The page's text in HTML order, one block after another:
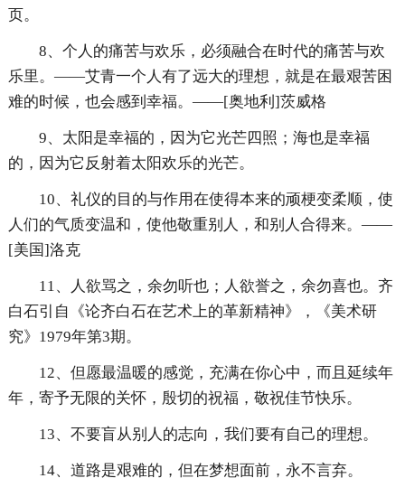
页。
8、个人的痛苦与欢乐，必须融合在时代的痛苦与欢
乐里。——艾青一个人有了远大的理想，就是在最艰苦困
难的时候，也会感到幸福。——[奥地利]茨威格
9、太阳是幸福的，因为它光芒四照；海也是幸福
的，因为它反射着太阳欢乐的光芒。
10、礼仪的目的与作用在使得本来的顽梗变柔顺，使
人们的气质变温和，使他敬重别人，和别人合得来。——
[美国]洛克
11、人欲骂之，余勿听也；人欲誉之，余勿喜也。齐
白石引自《论齐白石在艺术上的革新精神》，《美术研
究》1979年第3期。
12、但愿最温暖的感觉，充满在你心中，而且延续年
年，寄予无限的关怀，殷切的祝福，敬祝佳节快乐。
13、不要盲从别人的志向，我们要有自己的理想。
14、道路是艰难的，但在梦想面前，永不言弃。